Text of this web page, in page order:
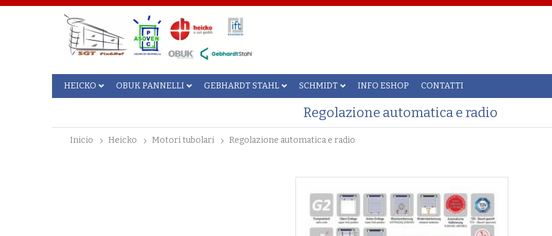
HEICKO OBUK PANNELLI GEBHARDT STAHL SCHMIDT INFO ESHOP CONTATTI
Regolazione automatica e radio
inicio heicko motori tubolari regolazione automatica e radio